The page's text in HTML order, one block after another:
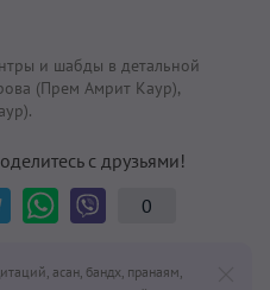
и шабды в детальной
(Прем Амрит Каур),
с друзьями!
0
асан, бандх, пранаям,